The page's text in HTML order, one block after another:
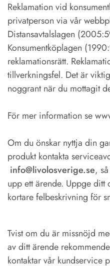
Reklamation vid
privatperson via vår
Distansavtalslagen
Konsumentköplagen
reklamationsrätt.
tillverkningsfel. Det är
noggrant när du mottagit
För mer information se
Om du önskar nyttja din
produkt kontakta
info@livolosverige.se,
upp ett ärende. Uppge ditt
kortare felbeskrivning för
Tvist om du är missnöjd
av ditt ärende
kontaktar vår kundservice